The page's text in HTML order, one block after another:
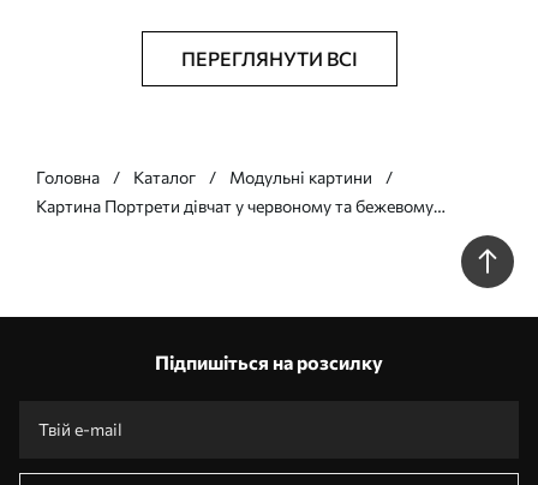
ПЕРЕГЛЯНУТИ ВСІ
Головна Каталог
Модульні картини
Картина Портрети дівчат у червоному та бежевому
Підпишіться на розсилку